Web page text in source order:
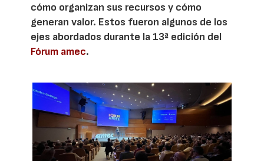
cómo organizan sus recursos y cómo
generan valor. Estos fueron algunos de los
ejes abordados durante la 13ª edición del
Fórum amec.